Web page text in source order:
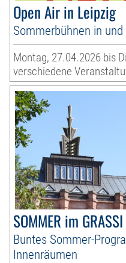
Open Air in Leipzig
Sommerbühnen in
Montag, 27.04.2026 bis
verschiedene
SOMMER im GRASSI
Buntes Sommer-
Innenräumen